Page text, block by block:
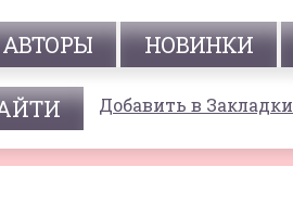
АВТОРЫ НОВИНКИ
Добавить в Закладки